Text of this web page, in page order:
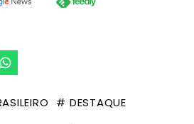
# DESTAQUE